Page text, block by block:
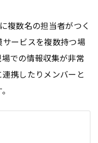
複数名の担当者がつく
ービスを複数持つ場
での情報収集が非常
携したりメンバーと